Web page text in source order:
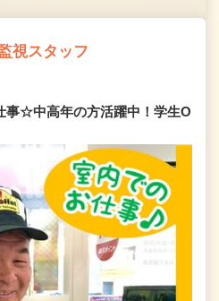
視スタッフ
事☆中高年の方活躍中！学生O